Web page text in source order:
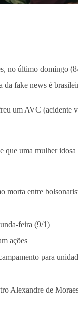
no último domingo
fake news é
um AVC
uma mulher